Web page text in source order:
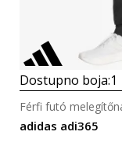
Dostupno boja:1
adidas adi365
Férfi futó